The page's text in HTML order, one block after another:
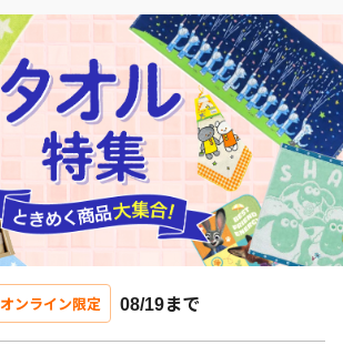
オンライン限定 08/19まで